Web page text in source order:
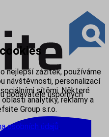
dodavatele úsporných
nejlepší zážitek, používáme
návštěvnosti, personalizací
sítěmi. Některé
analytiky, reklamy a
Group s.r.o.
osobních údajů.